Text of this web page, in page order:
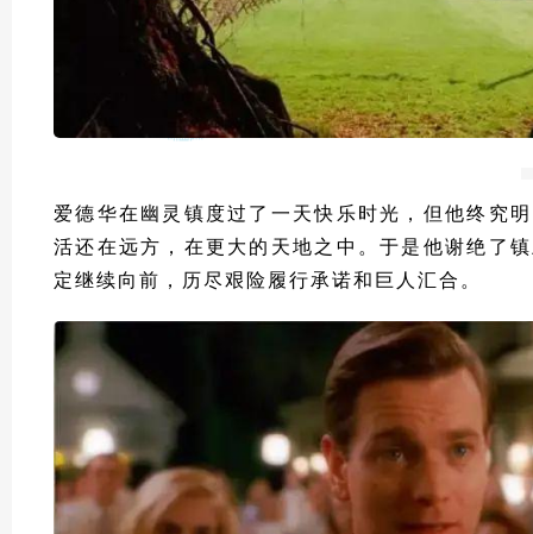
爱德华在幽灵镇度过了一天快乐时光，但他终究
活还在远方，在更大的天地之中。于是他谢绝了
定继续向前，历尽艰险履行承诺和巨人汇合。